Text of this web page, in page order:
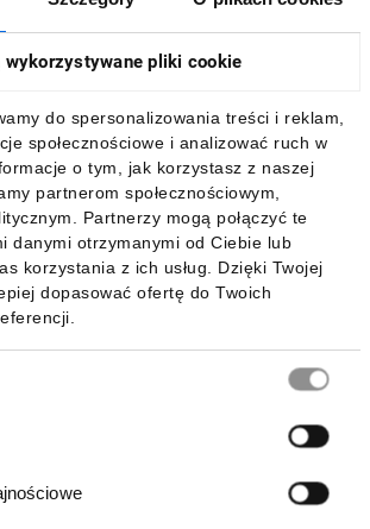
wykorzystywane pliki cookie
do spersonalizowania treści i reklam,
społecznościowe i analizować ruch w
o tym, jak korzystasz z naszej
partnerom społecznościowym,
Partnerzy mogą połączyć te
danymi otrzymanymi od Ciebie lub
korzystania z ich usług. Dzięki Twojej
dopasować ofertę do Twoich
naszą aplikację mobilną: